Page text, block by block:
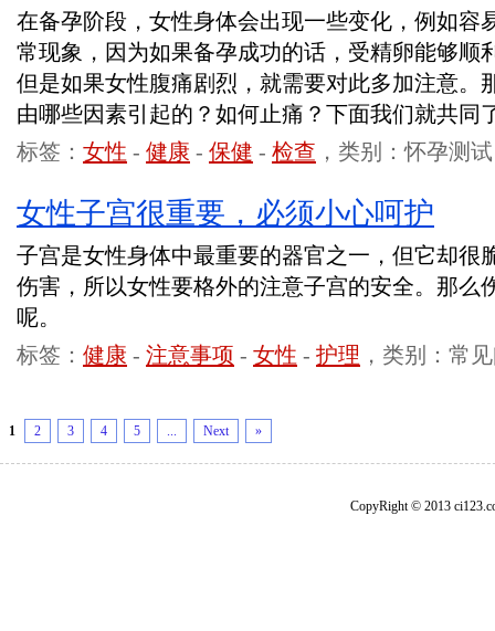
在备孕阶段，女性身体会出现一些变化，例如容
常现象，因为如果备孕成功的话，受精卵能够顺
但是如果女性腹痛剧烈，就需要对此多加注意。
由哪些因素引起的？如何止痛？下面我们就共同
标签： 女性 - 健康 - 保健 - 检查 ，类别：怀孕测试
女性子宫很重要，必须小心呵护
子宫是女性身体中最重要的器官之一，但它却很
伤害，所以女性要格外的注意子宫的安全。那么
呢。
标签： 健康 - 注意事项 - 女性 - 护理 ，类别：常
1 2 3 4 5 ... Next »
CopyRight © 2013